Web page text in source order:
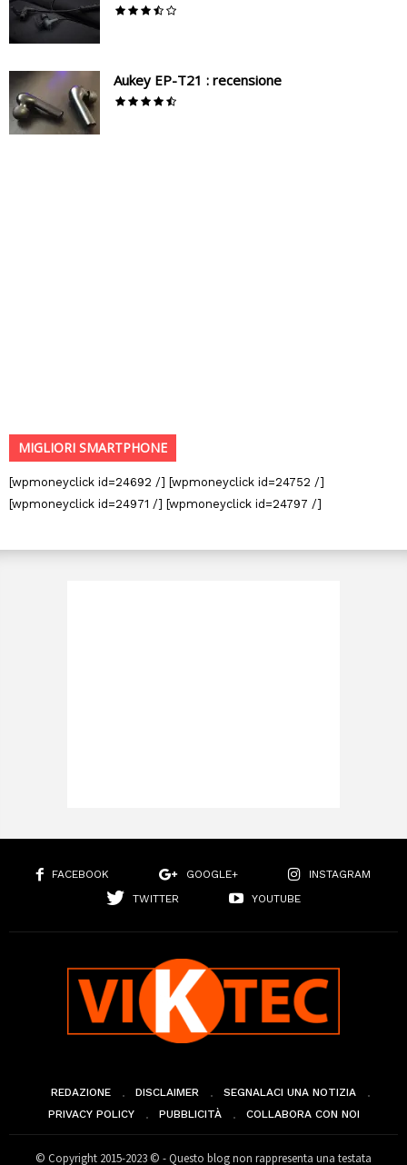
Aukey EP-T21 : recensione
MIGLIORI SMARTPHONE
[wpmoneyclick id=24692 /] [wpmoneyclick id=24752 /]
[wpmoneyclick id=24971 /] [wpmoneyclick id=24797 /]
FACEBOOK GOOGLE+
INSTAGRAM
TWITTER
YOUTUBE
REDAZIONE DISCLAIMER
SEGNALACI UNA NOTIZIA
PRIVACY POLICY
PUBBLICITÀ COLLABORA CON NOI
© Copyright 2015-2023 © - Questo blog non rappresenta una testata